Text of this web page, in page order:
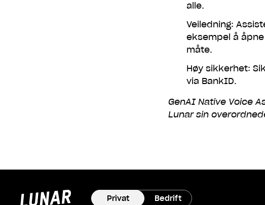
alle.
Veiledning:
eksempel å
måte.
Høy sikkerhet:
via BankID.
GenAI Native Voice
Lunar sin
Lunar privat
Privat Bedrift